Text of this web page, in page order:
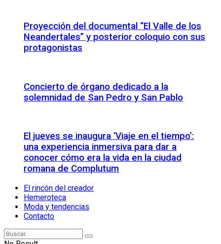
Proyección del documental “El Valle de los
Neandertales” y posterior coloquio con sus
protagonistas
Concierto de órgano dedicado a la
solemnidad de San Pedro y San Pablo
El jueves se inaugura ‘Viaje en el tiempo’:
una experiencia inmersiva para dar a
conocer cómo era la vida en la ciudad
romana de Complutum
El rincón del creador
Hemeroteca
Moda y tendencias
Contacto